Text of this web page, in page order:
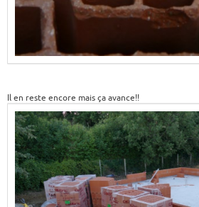
Il en reste encore mais ça avance!!